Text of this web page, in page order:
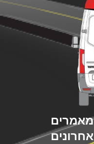
מאמרים
אחרונים